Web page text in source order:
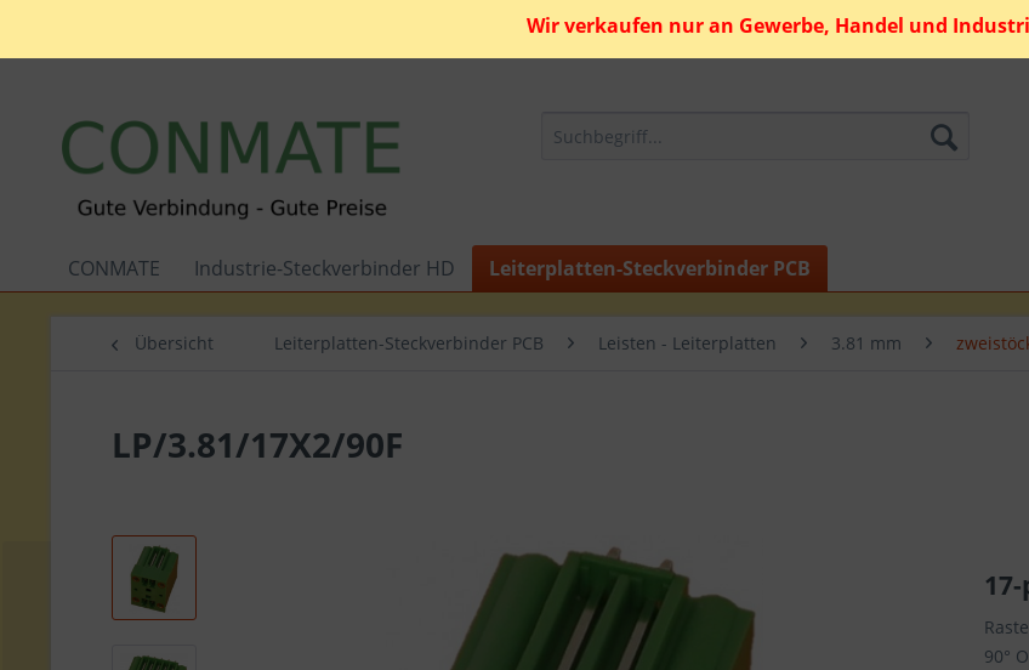
Wir verkaufen nur an Gewerbe, Handel und
CONMATE Industrie-Steckverbinder HD Leiterplatten-Steckverbinder PCB
Übersicht Leiterplatten-Steckverbinder PCB Leisten - Leiterplatten 3.81 mm
LP/3.81/17X2/90F
90°